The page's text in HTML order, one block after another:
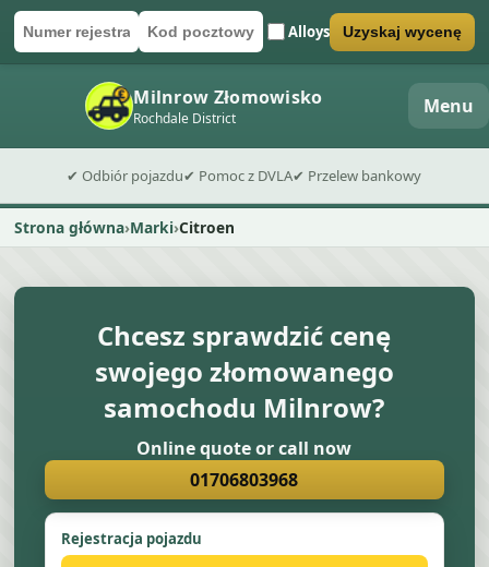
Numer rejestracyjny
Kod pocztowyAlloys
Wyślij formularz wyceny Uzyskaj wycenę
Milnrow Złomowisko
Rochdale District Menu
✔ Odbiór pojazdu✔ Pomoc z DVLA✔ Przelew bankowy
Strona główna Marki Citroen
Chcesz sprawdzić cenę
swojego złomowanego
samochodu Milnrow?
Online quote or call now
01706803968
Rejestracja pojazdu